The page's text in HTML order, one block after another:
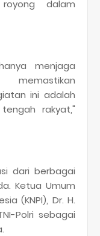
dalam
menjaga
ini adalah
rakyat,"
dari berbagai
Ketua Umum
(KNPI), Dr. H.
Polri sebagai